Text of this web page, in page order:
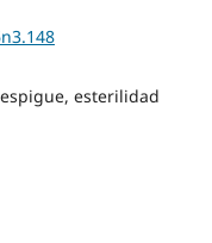
esterilidad